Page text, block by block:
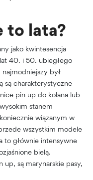
to lata?
jako kwintesencja
40. i 50. ubiegłego
najmodniejszy był
są charakterystyczne
pin up do kolana lub
stanem
wiązanym w
wszystkim modele
to głównie intensywne
bielą.
up, są marynarskie pasy,